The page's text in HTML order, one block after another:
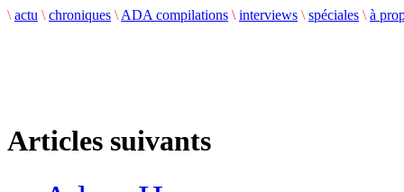
\ actu \ chroniques \ ADA compilations \ interviews \ spéciales \ à
Articles suivants